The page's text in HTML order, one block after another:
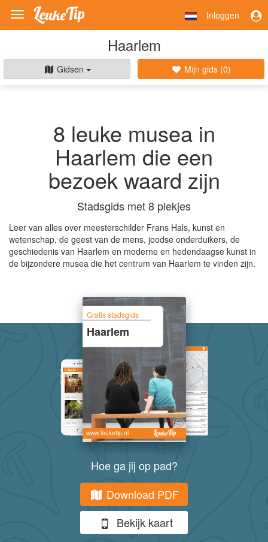
Toggle
navigation
Inloggen
Haarlem
Gidsen Mijn gids (0)
8 leuke musea in
Haarlem die een
bezoek waard zijn
Stadsgids met 8 plekjes
Leer van alles over meesterschilder Frans Hals, kunst en
wetenschap, de geest van de mens, joodse onderduikers, de
geschiedenis van Haarlem en moderne en hedendaagse kunst in
de bijzondere musea die het centrum van Haarlem te vinden zijn.
Gratis stadsgids
Haarlem
www.leuketip.nl
Hoe ga jij op pad?
Download PDF
Bekijk kaart